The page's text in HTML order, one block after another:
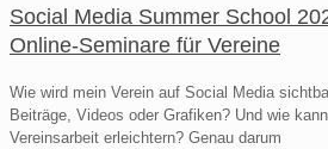
Social Media Summer School
Online-Seminare für Vereine
Wie wird mein Verein auf Social Media
Beiträge, Videos oder Grafiken? Und wie
Vereinsarbeit erleichtern? Genau darum